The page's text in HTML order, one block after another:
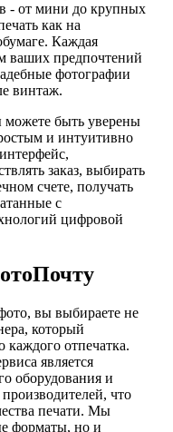
- от мини до крупных
как на
Каждая
ваших предпочтений
фотографии
винтаж.
можете быть уверены
и интуитивно
заказ, выбирать
счете, получать
с
цифровой
вы выбираете не
который
каждого отпечатка.
является
оборудования и
что
печати. Мы
форматы, но и